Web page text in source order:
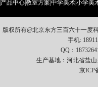
产品中心|教室方案 中学美术|小学美
版权所有@北京东方三百六十一度
手机:
QQ：
生产基地：河北省盐
京ICP